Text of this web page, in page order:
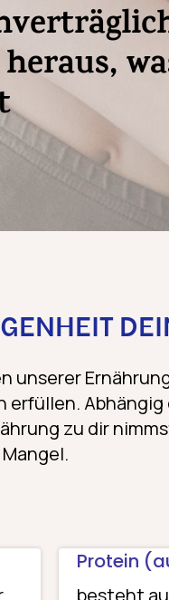
unserer
erfüllen.
zu dir
Protein